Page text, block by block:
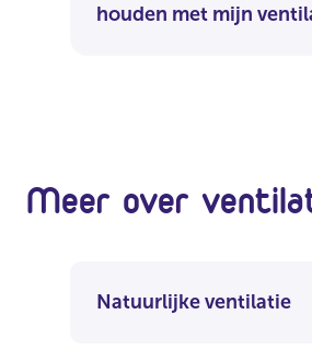
houden met mijn
Meer over
Natuurlijke ventilatie